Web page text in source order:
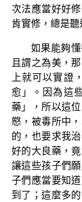
次法應當好好
肯實修，總是聽
如果能夠
且謂之為美，
上就可以實證
愈」。因為這
藥」，所以這
愍，被毒所中
的，也要求我
好的大良藥，
讓這些孩子們
子們應當要知
到了；這麼多